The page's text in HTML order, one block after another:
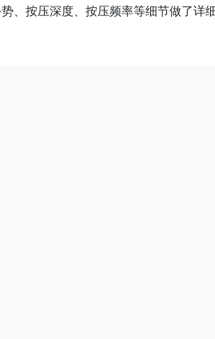
、按压深度、按压频率等细节做了详